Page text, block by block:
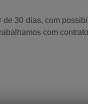
30 dias, com
com